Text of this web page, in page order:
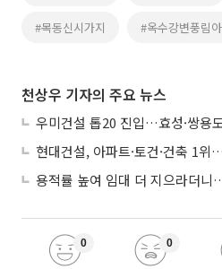
#목동신시가지 #옥수강변풍림
천상우 기자의 주요 뉴스
우미건설 톱20 진입…효성·쌍용
0 0